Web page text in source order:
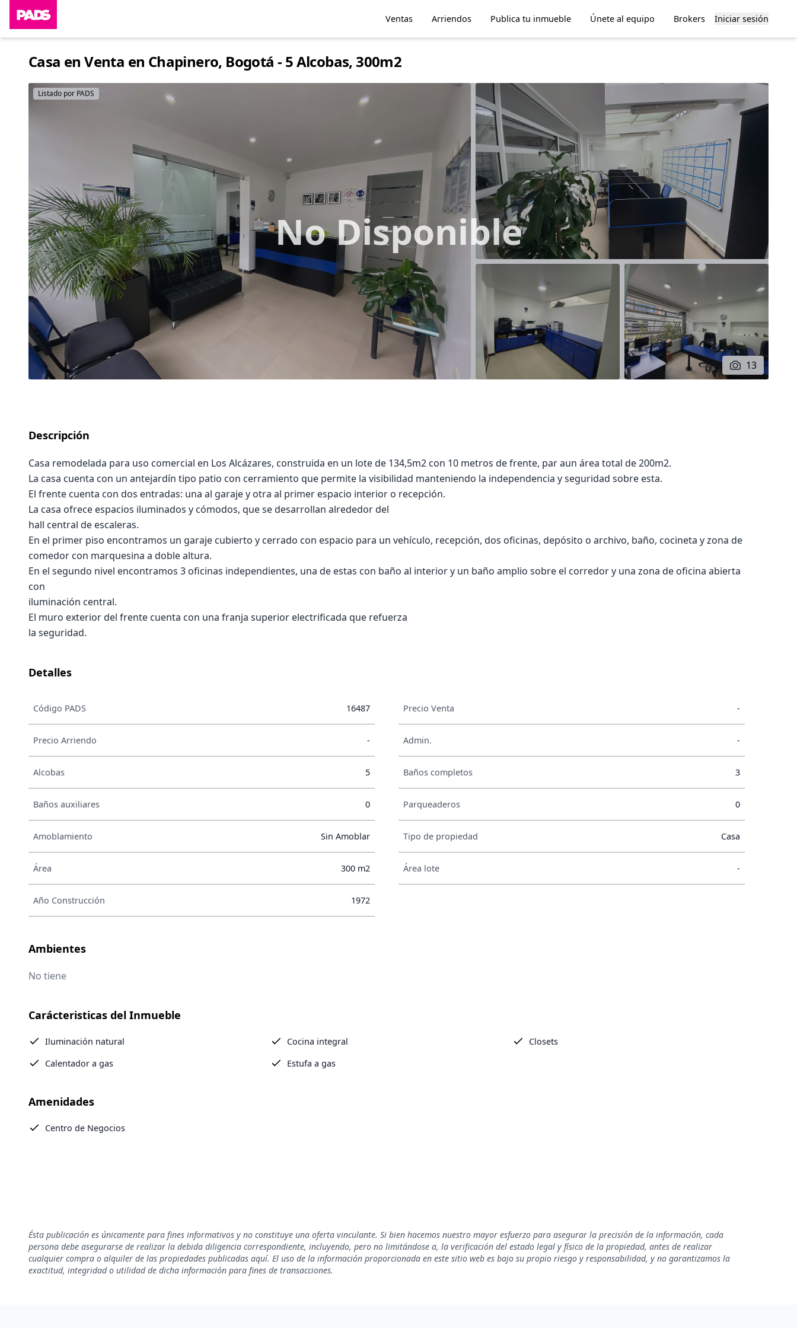
Ventas Arriendos Publica tu inmueble Únete al equipo Brokers Iniciar sesión
Casa en Venta en Chapinero, Bogotá - 5 Alcobas, 300m2
No Disponible
Listado por PADS
13
Descripción
Casa remodelada para uso comercial en Los Alcázares, construida en un lote de 134,5m2 con 10 metros de frente, par aun área total de 200m2.
La casa cuenta con un antejardín tipo patio con cerramiento que permite la visibilidad manteniendo la independencia y seguridad sobre esta.
El frente cuenta con dos entradas: una al garaje y otra al primer espacio interior o recepción.
La casa ofrece espacios iluminados y cómodos, que se desarrollan alrededor del
hall central de escaleras.
En el primer piso encontramos un garaje cubierto y cerrado con espacio para un vehículo, recepción, dos oficinas, depósito o archivo, baño, cocineta y zona de
comedor con marquesina a doble altura.
En el segundo nivel encontramos 3 oficinas independientes, una de estas con baño al interior y un baño amplio sobre el corredor y una zona de oficina abierta
con
iluminación central.
El muro exterior del frente cuenta con una franja superior electrificada que refuerza
la seguridad.
Detalles
Código PADS 16487 Precio Venta -
Precio Arriendo - Admin. -
Alcobas 5 Baños completos 3
Baños auxiliares 0 Parqueaderos 0
Amoblamiento Sin Amoblar Tipo de propiedad Casa
Área 300 m2 Área lote -
Año Construcción 1972
Ambientes
No tiene
Carácteristicas del Inmueble
Iluminación natural Cocina integral
Closets
Calentador a gas
Estufa a gas
Amenidades
Centro de Negocios
Ésta publicación es únicamente para fines informativos y no constituye una oferta vinculante. Si bien hacemos nuestro mayor esfuerzo para asegurar la precisión de la información, cada
persona debe asegurarse de realizar la debida diligencia correspondiente, incluyendo, pero no limitándose a, la verificación del estado legal y físico de la propiedad, antes de realizar
cualquier compra o alquiler de las propiedades publicadas aquí. El uso de la información proporcionada en este sitio web es bajo su propio riesgo y responsabilidad, y no garantizamos la
exactitud, integridad o utilidad de dicha información para fines de transacciones.